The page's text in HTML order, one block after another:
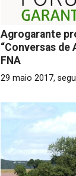
Agrogarante
“Conversas de
FNA
29 maio 2017,